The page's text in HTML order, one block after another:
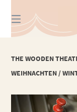
zum
Inhalt
THE WOODEN
WEIHNACHTEN /